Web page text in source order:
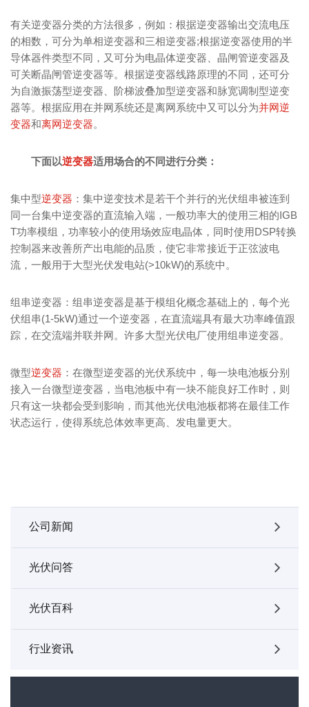
有关逆变器分类的方法很多，例如：根据逆变器输出交流电压
的相数，可分为单相逆变器和三相逆变器;根据逆变器使用的半
导体器件类型不同，又可分为电晶体逆变器、晶闸管逆变器及
可关断晶闸管逆变器等。根据逆变器线路原理的不同，还可分
为自激振荡型逆变器、阶梯波叠加型逆变器和脉宽调制型逆变
器等。根据应用在并网系统还是离网系统中又可以分为并网逆
变器和离网逆变器。
下面以逆变器适用场合的不同进行分类：
集中型逆变器 ：集中逆变技术是若干个并行的光伏组串被连到
同一台集中逆变器的直流输入端，一般功率大的使用三相的IGB
T功率模组，功率较小的使用场效应电晶体，同时使用DSP转换
控制器来改善所产出电能的品质，使它非常接近于正弦波电
流，一般用于大型光伏发电站(>10kW)的系统中。
组串逆变器：组串逆变器是基于模组化概念基础上的，每个光
伏组串(1-5kW)通过一个逆变器，在直流端具有最大功率峰值跟
踪，在交流端并联并网。许多大型光伏电厂使用组串逆变器。
微型逆变器 ：在微型逆变器的光伏系统中，每一块电池板分别
接入一台微型逆变器，当电池板中有一块不能良好工作时，则
只有这一块都会受到影响，而其他光伏电池板都将在最佳工作
状态运行，使得系统总体效率更高、发电量更大。
公司新闻
光伏问答
光伏百科
行业资讯